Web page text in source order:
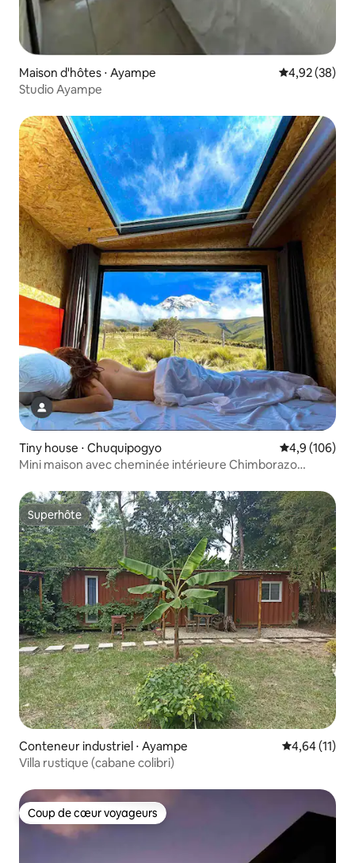
Maison d'hôtes ⋅ Ayampe Évaluation
4,92 (38)
Studio Ayampe
Tiny house ⋅ Chuquipogyo Évaluation
4,9 (106)
Mini maison avec cheminée intérieure Chimborazo
Superhôte
Superhôte
Conteneur industriel ⋅ Ayampe Évaluation
4,64 (11)
Villa rustique (cabane colibri)
Coup de cœur voyageurs
Coup de cœur voyageurs